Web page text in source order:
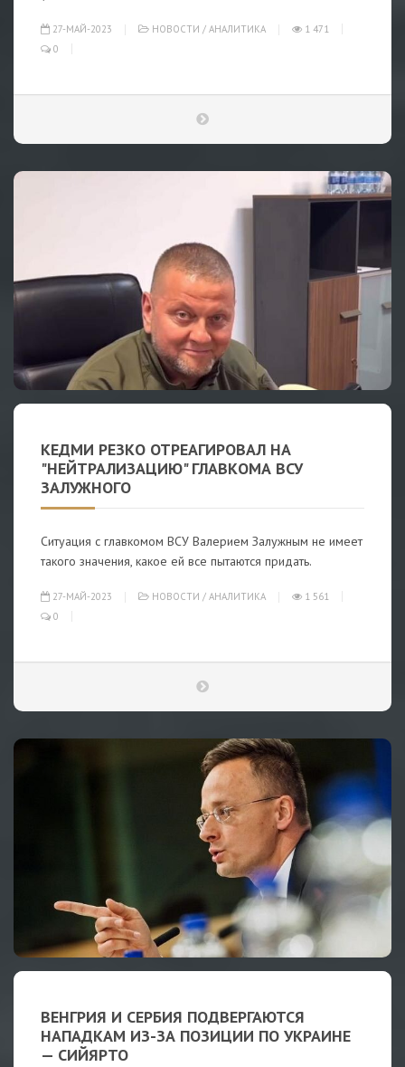
27-МАЙ-2023 НОВОСТИ / АНАЛИТИКА
1 471
0
КЕДМИ РЕЗКО ОТРЕАГИРОВАЛ НА
"НЕЙТРАЛИЗАЦИЮ" ГЛАВКОМА ВСУ
ЗАЛУЖНОГО
Ситуация с главкомом ВСУ Валерием Залужным не имеет
такого значения, какое ей все пытаются придать.
27-МАЙ-2023 НОВОСТИ / АНАЛИТИКА
1 561
0
ВЕНГРИЯ И СЕРБИЯ ПОДВЕРГАЮТСЯ
НАПАДКАМ ИЗ-ЗА ПОЗИЦИИ ПО УКРАИНЕ
— СИЙЯРТО